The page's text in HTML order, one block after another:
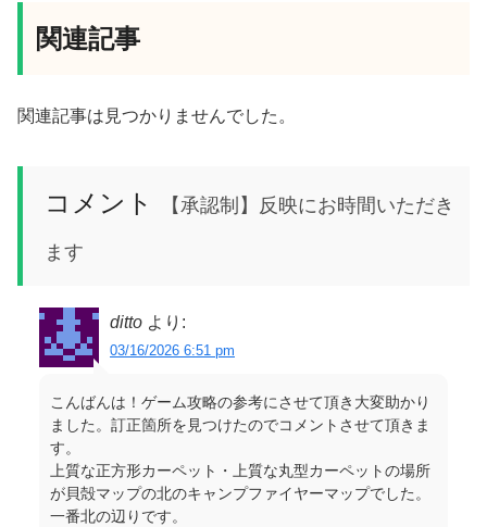
関連記事
関連記事は見つかりませんでした。
コメント
【承認制】反映にお時間いただき
ます
ditto より:
03/16/2026 6:51 pm
こんばんは！ゲーム攻略の参考にさせて頂き大変助かり
ました。訂正箇所を見つけたのでコメントさせて頂きま
す。
上質な正方形カーペット・上質な丸型カーペットの場所
が貝殻マップの北のキャンプファイヤーマップでした。
一番北の辺りです。